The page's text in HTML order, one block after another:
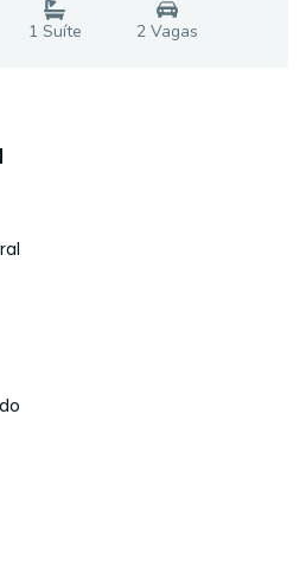
1 Suíte 2Vagas